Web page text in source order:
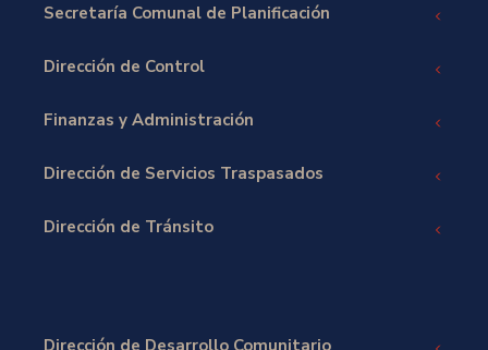
Secretaría Comunal de Planificación
Dirección de Control
Finanzas y Administración
Dirección de Servicios Traspasados
Dirección de Tránsito
Dirección de Desarrollo Comunitario